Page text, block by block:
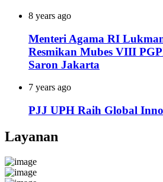
8 years ago
Menteri Agama RI
Resmikan Mubes VIII
Saron Jakarta
7 years ago
PJJ UPH Raih Global
Layanan